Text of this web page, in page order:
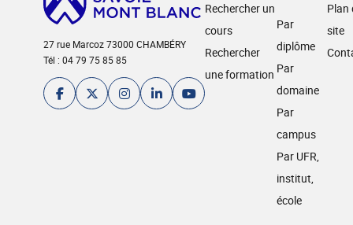
27 rue Marcoz 73000 CHAMBÉRY
Tél : 04 79 75 85 85
Rechercher un
cours
Rechercher
une formation
Par
diplôme
Par
domaine
Par
campus
Par UFR,
institut,
école
Plan
site